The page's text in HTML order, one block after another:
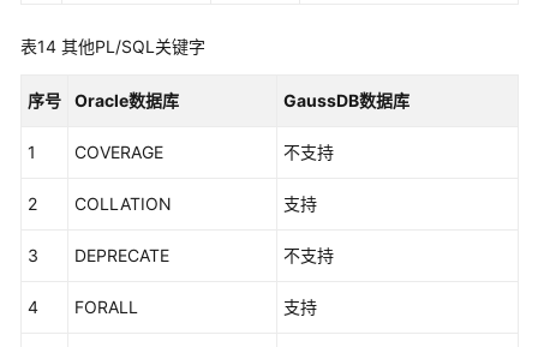
表14 其他PL/SQL关键字
序号 Oracle数据库 GaussDB数据库
1 COVERAGE 不支持
2 COLLATION 支持
3 DEPRECATE 不支持
4 FORALL 支持